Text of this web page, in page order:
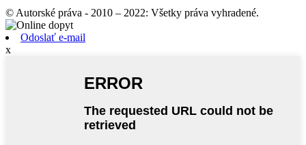
© Autorské práva - 2010 – 2022: Všetky práva vyhradené.
Odoslať e-mail
x